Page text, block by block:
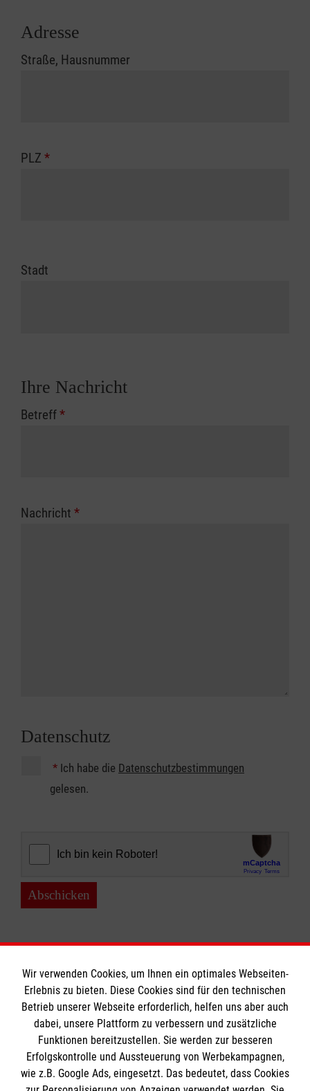
Adresse
Straße, Hausnummer
PLZ *
Stadt
Ihre Nachricht
Betreff*
Nachricht *
Datenschutz
* Ich habe die Datenschutzbestimmungen
gelesen.
Abschicken
Informationen
Impressum
Datenschutz
Die Malteser
Wir verwenden Cookies, um Ihnen ein optimales Webseiten-
Erlebnis zu bieten. Diese Cookies sind für den technischen
Betrieb unserer Webseite erforderlich, helfen uns aber auch
dabei, unsere Plattform zu verbessern und zusätzliche
Funktionen bereitzustellen. Sie werden zur besseren
Erfolgskontrolle und Aussteuerung von Werbekampagnen,
wie z.B. Google Ads, eingesetzt. Das bedeutet, dass Cookies